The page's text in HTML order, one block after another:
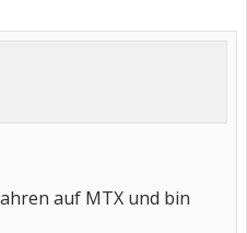
auf MTX und bin